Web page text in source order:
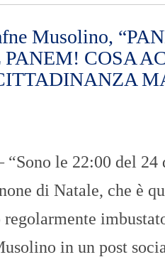
Musolino,
COSA
“Sono le 22:00 del
di Natale, che è
in un post